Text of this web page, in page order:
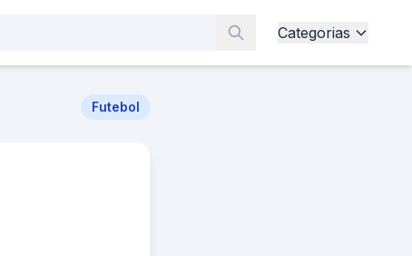
Categorias
Futebol